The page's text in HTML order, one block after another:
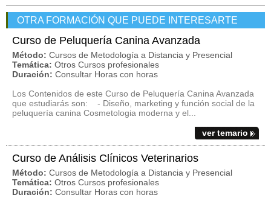
OTRA FORMACIÓN QUE PUEDE INTERESARTE
Curso de Peluquería Canina Avanzada
Método: Cursos de Metodología a Distancia y Presencial
Temática: Otros Cursos profesionales
Duración: Consultar Horas con horas
Los Contenidos de este Curso de Peluquería Canina Avanzada
que estudiarás son: - Diseño, marketing y función social de la
peluquería canina Cosmetologia moderna y el...
ver temario
Curso de Análisis Clínicos Veterinarios
Método: Cursos de Metodología a Distancia y Presencial
Temática: Otros Cursos profesionales
Duración: Consultar Horas con horas